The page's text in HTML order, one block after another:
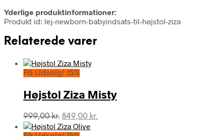
Yderlige produktinformationer:
Produkt id: lej-newborn-babyindsats-til-højstol-ziza
Relaterede varer
På Udsalg! 15%
Højstol Ziza Misty
999,00kr. Den
oprindelige
pris
849,00 kr.